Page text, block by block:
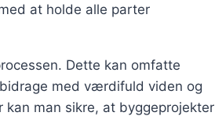
at holde alle parter
Dette kan omfatte
med værdifuld viden og
man sikre, at byggeprojekter